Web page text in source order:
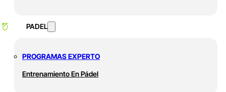
PADEL
PROGRAMAS EXPERTO
Entrenamiento En Pádel